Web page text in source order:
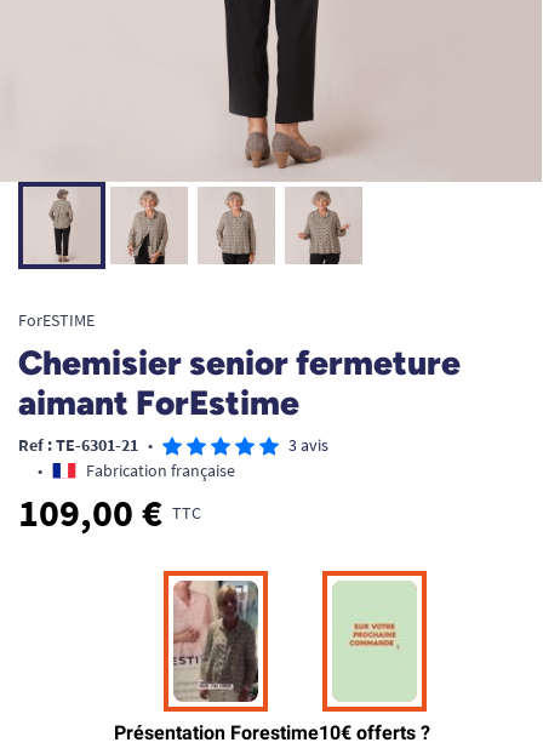
ForESTIME
Chemisier senior fermeture
aimant ForEstime
Ref : TE-6301-21 •
3 avis
•
Fabrication française
109,00 € TTC